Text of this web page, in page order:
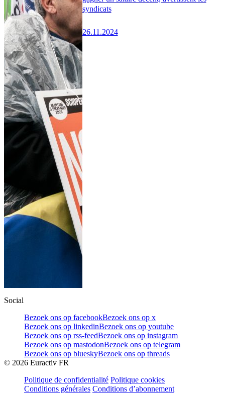
syndicats
26.11.2024
Social
Bezoek ons op facebookBezoek ons op x
Bezoek ons op linkedinBezoek ons op youtube
Bezoek ons op rss-feedBezoek ons op instagram
Bezoek ons op mastodonBezoek ons op telegram
Bezoek ons op blueskyBezoek ons op threads
© 2026 Euractiv FR
Politique de confidentialité Politique cookies
Conditions générales Conditions d’abonnement